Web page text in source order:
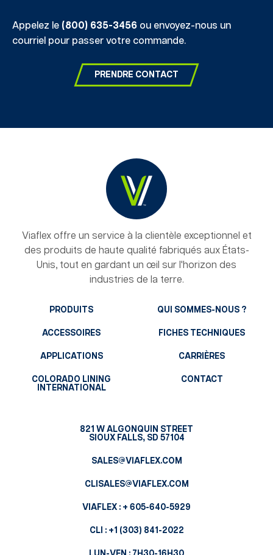
Appelez le (800) 635-3456 ou envoyez-nous un
courriel pour passer votre commande.
PRENDRE CONTACT
Viaflex offre un service à la clientèle exceptionnel et
des produits de haute qualité fabriqués aux États-
Unis, tout en gardant un œil sur l'horizon des
industries de la terre.
PRODUITS
ACCESSOIRES
APPLICATIONS
COLORADO LINING
INTERNATIONAL
QUI SOMMES-NOUS ?
FICHES TECHNIQUES
CARRIÈRES
CONTACT
821 W ALGONQUIN STREET
SIOUX FALLS, SD 57104
SALES@VIAFLEX.COM
CLISALES@VIAFLEX.COM
VIAFLEX : + 605-640-5929
CLI : +1 (303) 841-2022